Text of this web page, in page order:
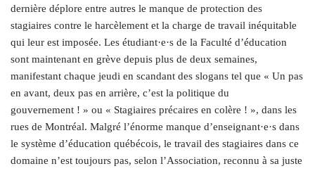
dernière déplore entre autres le manque de protection des
stagiaires contre le harcèlement et la charge de travail inéquitable
qui leur est imposée. Les étudiant·e·s de la Faculté d’éducation
sont maintenant en grève depuis plus de deux semaines,
manifestant chaque jeudi en scandant des slogans tel que « Un pas
en avant, deux pas en arrière, c’est la politique du
gouvernement ! » ou « Stagiaires précaires en colère ! », dans les
rues de Montréal. Malgré l’énorme manque d’enseignant·e·s dans
le système d’éducation québécois, le travail des stagiaires dans ce
domaine n’est toujours pas, selon l’Association, reconnu à sa juste